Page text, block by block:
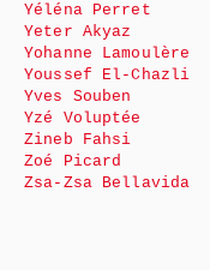
Yéléna Perret
Yeter Akyaz
Yohanne Lamoulère
Youssef El-Chazli
Yves Souben
Yzé Voluptée
Zineb Fahsi
Zoé Picard
Zsa-Zsa Bellavida